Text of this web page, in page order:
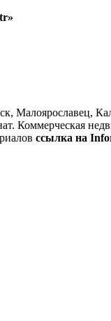
Малоярославец,
Коммерческая
ссылка на